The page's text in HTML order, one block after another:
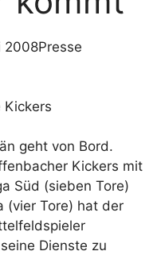
2008Presse
Kickers
geht von Bord.
Kickers mit
Süd (sieben Tore)
(vier Tore) hat der
Dienste zu